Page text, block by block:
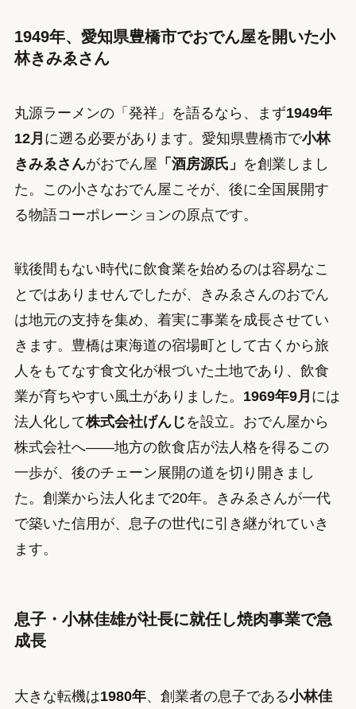
1949年、愛知県豊橋市でおでん屋を開いた小
林きみゑさん
丸源ラーメンの「発祥」を語るなら、まず1949年
12月 に遡る必要があります。愛知県豊橋市で小林
きみゑさんがおでん屋 「酒房源氏」 を創業しまし
た。この小さなおでん屋こそが、後に全国展開す
る物語コーポレーションの原点です。
戦後間もない時代に飲食業を始めるのは容易なこ
とではありませんでしたが、きみゑさんのおでん
は地元の支持を集め、着実に事業を成長させてい
きます。豊橋は東海道の宿場町として古くから旅
人をもてなす食文化が根づいた土地であり、飲食
業が育ちやすい風土がありました。 1969年9月 には
法人化して株式会社げんじ を設立。おでん屋から
株式会社へ——地方の飲食店が法人格を得るこの
一歩が、後のチェーン展開の道を切り開きまし
た。創業から法人化まで20年。きみゑさんが一代
で築いた信用が、息子の世代に引き継がれていき
ます。
息子・小林佳雄が社長に就任し焼肉事業で急
成長
大きな転機は1980年、創業者の息子である小林佳